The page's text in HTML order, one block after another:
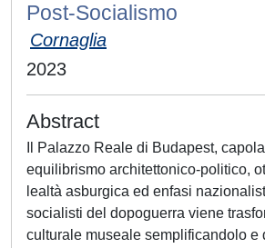
Post-Socialismo
Cornaglia
2023
Abstract
Il Palazzo Reale di Budapest,
equilibrismo architettonico-politico,
lealtà asburgica ed enfasi
socialisti del dopoguerra viene
culturale museale semplificandolo e